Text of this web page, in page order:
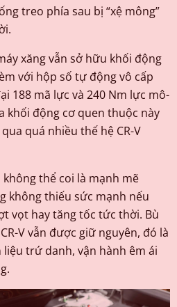
treo phía sau bị “xệ mông”
xăng vẫn sở hữu khối động
với hộp số tự động vô cấp
188 mã lực và 240 Nm lực mô-
khối động cơ quen thuộc này
quá nhiều thế hệ CR-V
thể coi là mạnh mẽ
không thiếu sức mạnh nếu
vọt hay tăng tốc tức thời. Bù
V vẫn được giữ nguyên, đó là
trứ danh, vận hành êm ái